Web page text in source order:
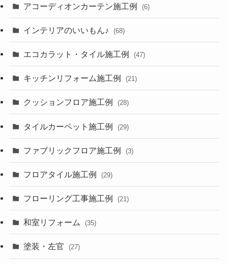
アコーディオンカーテン施工例 (6)
インテリアのいいもん♪ (68)
エコカラット・タイル施工例 (47)
キッチンリフォーム施工例 (21)
クッションフロア施工例 (28)
タイルカーペット施工例 (29)
ファブリックフロア施工例 (3)
フロアタイル施工例 (29)
フローリング工事施工例 (21)
和室リフォーム (35)
塗装・左官 (27)